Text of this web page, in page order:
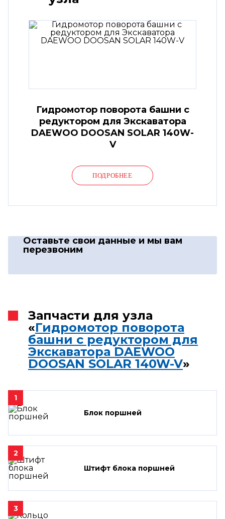
Гидромотор поворота башни с
редуктором для Экскаватора
DAEWOO DOOSAN SOLAR 140W-
V
ПОДРОБНЕЕ
Оставьте свои данные и мы вам
перезвоним
Запчасти для узла
«Гидромотор поворота
башни с редуктором для
Экскаватора DAEWOO
DOOSAN SOLAR 140W-V»
1
Блок поршней
2
Штифт блока поршней
3